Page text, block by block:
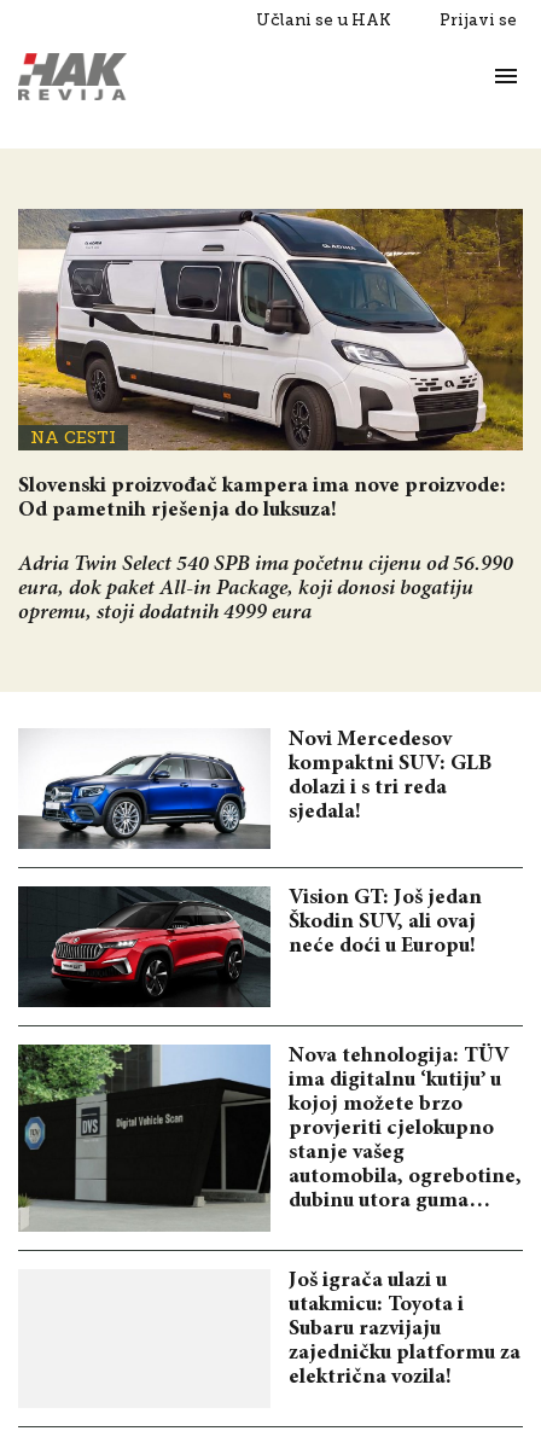
Učlani se u HAK Prijavi se
Razgovori
NA CESTI
Slovenski proizvođač kampera ima nove proizvode:
Od pametnih rješenja do luksuza!
Adria Twin Select 540 SPB ima početnu cijenu od 56.990
eura, dok paket All-in Package, koji donosi bogatiju
opremu, stoji dodatnih 4999 eura
Novi Mercedesov
kompaktni SUV: GLB
dolazi i s tri reda
sjedala!
Vision GT: Još jedan
Škodin SUV, ali ovaj
neće doći u Europu!
Nova tehnologija: TÜV
ima digitalnu ‘kutiju’ u
kojoj možete brzo
provjeriti cjelokupno
stanje vašeg
automobila, ogrebotine,
dubinu utora guma…
Još igrača ulazi u
utakmicu: Toyota i
Subaru razvijaju
zajedničku platformu za
električna vozila!